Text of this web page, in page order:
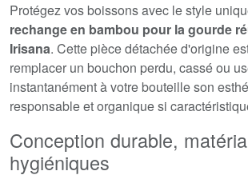
Protégez vos boissons avec le style
rechange en bambou pour la gourde
Irisana. Cette pièce détachée d'origine
remplacer un bouchon perdu, cassé ou
instantanément à votre bouteille son
responsable et organique si
Conception durable,
hygiéniques